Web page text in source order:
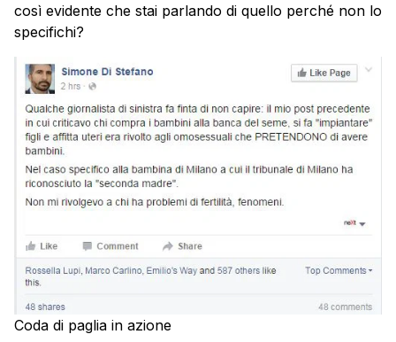
così evidente che stai parlando di quello perché non lo
specifichi?
Coda di paglia in azione